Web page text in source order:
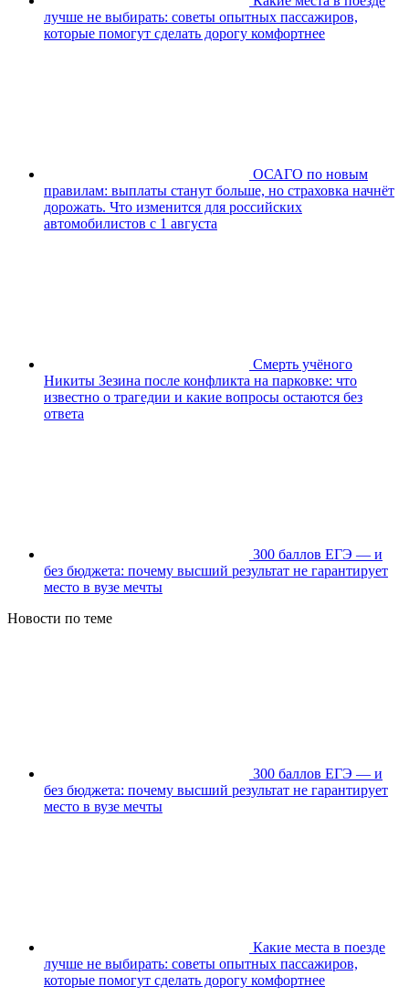
лучше не выбирать: советы опытных пассажиров,
которые помогут сделать дорогу комфортнее
ОСАГО по новым
правилам: выплаты станут больше, но страховка начнёт
дорожать. Что изменится для российских
автомобилистов с 1 августа
Смерть учёного
Никиты Зезина после конфликта на парковке: что
известно о трагедии и какие вопросы остаются без
ответа
300 баллов ЕГЭ — и
без бюджета: почему высший результат не гарантирует
место в вузе мечты
Новости по теме
300 баллов ЕГЭ — и
без бюджета: почему высший результат не гарантирует
место в вузе мечты
Какие места в поезде
лучше не выбирать: советы опытных пассажиров,
которые помогут сделать дорогу комфортнее